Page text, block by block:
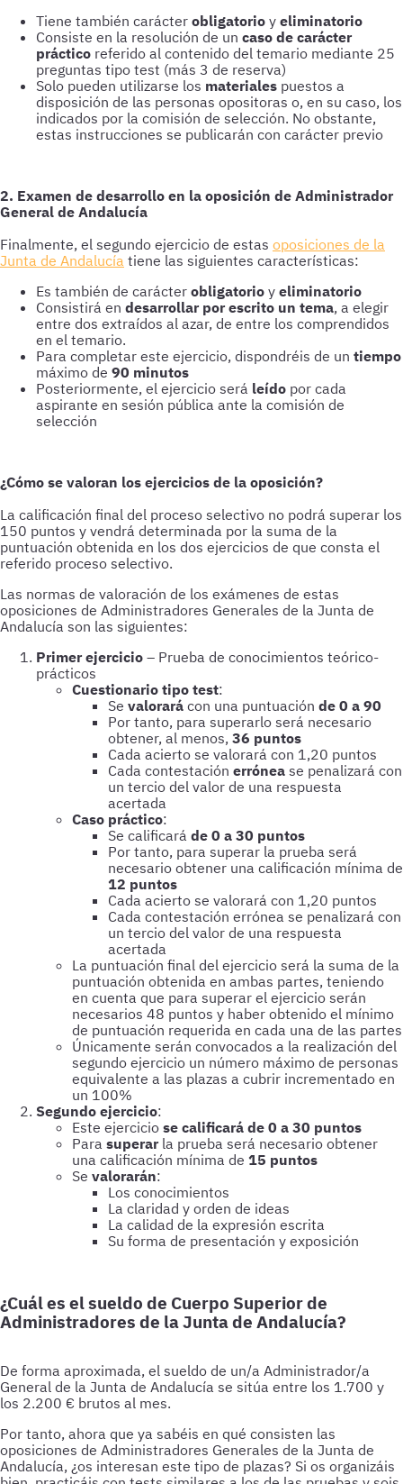
Tiene también carácter obligatorio y eliminatorio
Consiste en la resolución de un caso de carácter
práctico referido al contenido del temario mediante 25
preguntas tipo test (más 3 de reserva)
Solo pueden utilizarse los materiales puestos a
disposición de las personas opositoras o, en su caso, los
indicados por la comisión de selección. No obstante,
estas instrucciones se publicarán con carácter previo
2. Examen de desarrollo en la oposición de Administrador
General de Andalucía
Finalmente, el segundo ejercicio de estas oposiciones de la
Junta de Andalucía tiene las siguientes características:
Es también de carácter obligatorio y eliminatorio
Consistirá en desarrollar por escrito un tema, a elegir
entre dos extraídos al azar, de entre los comprendidos
en el temario.
Para completar este ejercicio, dispondréis de un tiempo
máximo de 90 minutos
Posteriormente, el ejercicio será leído por cada
aspirante en sesión pública ante la comisión de
selección
¿Cómo se valoran los ejercicios de la oposición?
La calificación final del proceso selectivo no podrá superar los
150 puntos y vendrá determinada por la suma de la
puntuación obtenida en los dos ejercicios de que consta el
referido proceso selectivo.
Las normas de valoración de los exámenes de estas
oposiciones de Administradores Generales de la Junta de
Andalucía son las siguientes:
Primer ejercicio – Prueba de conocimientos teórico-
prácticos
Cuestionario tipo test:
Se valorará con una puntuación de 0 a 90
Por tanto, para superarlo será necesario
obtener, al menos, 36 puntos
Cada acierto se valorará con 1,20 puntos
Cada contestación errónea se penalizará con
un tercio del valor de una respuesta
acertada
Caso práctico:
Se calificará de 0 a 30 puntos
Por tanto, para superar la prueba será
necesario obtener una calificación mínima de
12 puntos
Cada acierto se valorará con 1,20 puntos
Cada contestación errónea se penalizará con
un tercio del valor de una respuesta
acertada
La puntuación final del ejercicio será la suma de la
puntuación obtenida en ambas partes, teniendo
en cuenta que para superar el ejercicio serán
necesarios 48 puntos y haber obtenido el mínimo
de puntuación requerida en cada una de las partes
Únicamente serán convocados a la realización del
segundo ejercicio un número máximo de personas
equivalente a las plazas a cubrir incrementado en
un 100%
Segundo ejercicio:
Este ejercicio se calificará de 0 a 30 puntos
Para superar la prueba será necesario obtener
una calificación mínima de 15 puntos
Se valorarán:
Los conocimientos
La claridad y orden de ideas
La calidad de la expresión escrita
Su forma de presentación y exposición
¿Cuál es el sueldo de Cuerpo Superior de
Administradores de la Junta de Andalucía?
De forma aproximada, el sueldo de un/a Administrador/a
General de la Junta de Andalucía se sitúa entre los 1.700 y
los 2.200 € brutos al mes.
Por tanto, ahora que ya sabéis en qué consisten las
oposiciones de Administradores Generales de la Junta de
Andalucía, ¿os interesan este tipo de plazas? Si os organizáis